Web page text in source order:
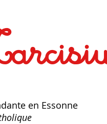
en Essonne